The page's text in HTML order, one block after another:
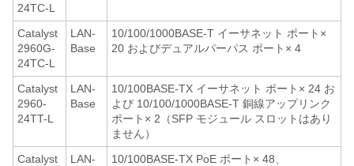
24TC-L
Catalyst
2960G-
24TC-L
LAN-
Base
10/100/1000BASE-T イーサネット ポート×
20 およびデュアルパーパス ポート× 4
Catalyst
2960-
24TT-L
LAN-
Base
10/100BASE-TX イーサネット ポート× 24 お
よび 10/100/1000BASE-T 銅線アップリンク
ポート× 2（SFP モジュール スロットはあり
ません）
Catalyst
LAN-
10/100BASE-TX PoE ポート× 48、